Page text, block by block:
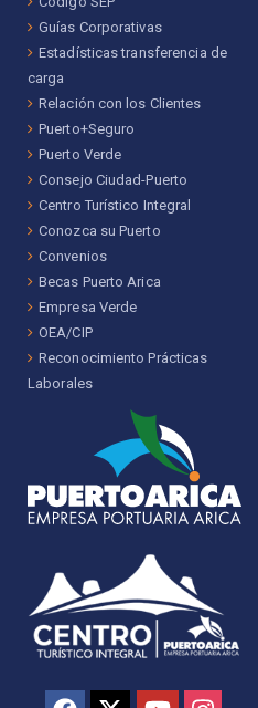
Guías Corporativas
Estadísticas transferencia de
carga
Relación con los Clientes
Puerto+Seguro
Puerto Verde
Consejo Ciudad-Puerto
Centro Turístico Integral
Conozca su Puerto
Convenios
Becas Puerto Arica
Empresa Verde
OEA/CIP
Reconocimiento Prácticas
Laborales